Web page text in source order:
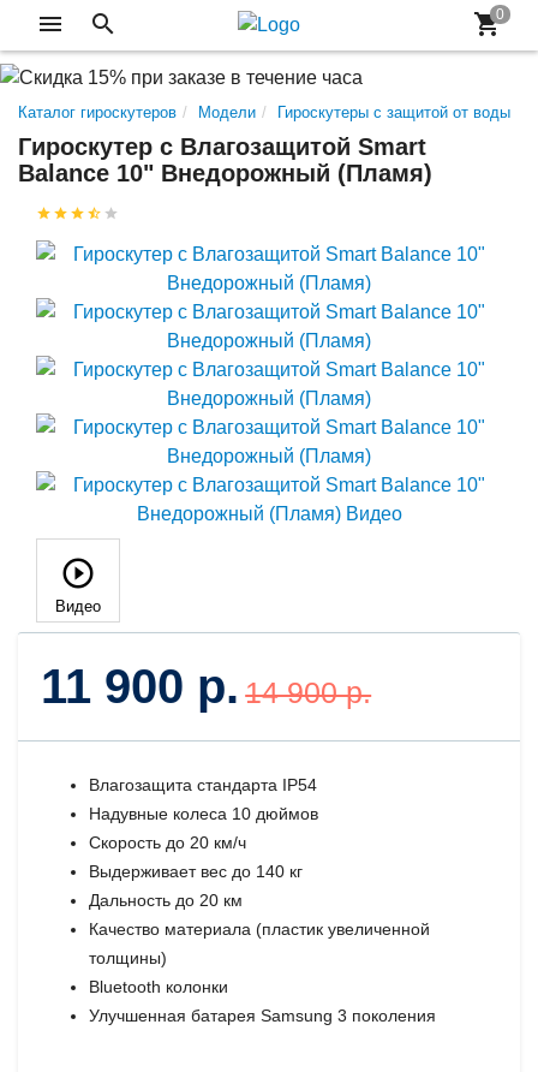
Каталог гироскутеров Модели Гироскутеры с защитой от воды
Гироскутер с Влагозащитой Smart
Balance 10" Внедорожный (Пламя)
Видео
11 900 р. 14 900 р.
Влагозащита стандарта IP54
Надувные колеса 10 дюймов
Скорость до 20 км/ч
Выдерживает вес до 140 кг
Дальность до 20 км
Качество материала (пластик увеличенной
толщины)
Bluetooth колонки
Улучшенная батарея Samsung 3 поколения